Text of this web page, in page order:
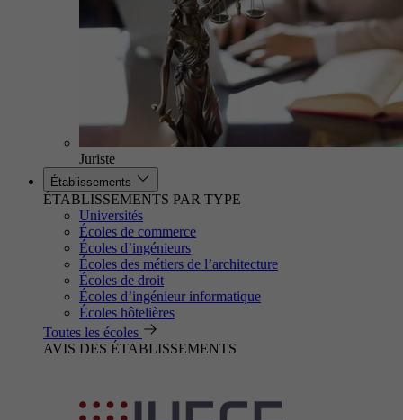
Juriste
Établissements
ÉTABLISSEMENTS PAR TYPE
Universités
Écoles de commerce
Écoles d’ingénieurs
Écoles des métiers de l’architecture
Écoles de droit
Écoles d’ingénieur informatique
Écoles hôtelières
Toutes les écoles
AVIS DES ÉTABLISSEMENTS